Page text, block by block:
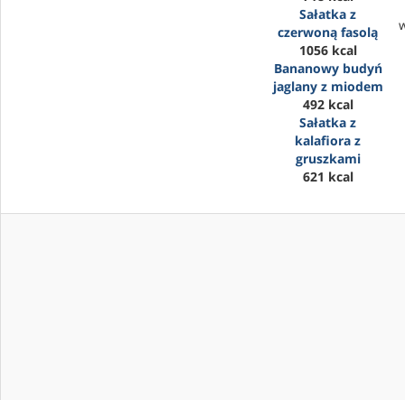
Sałatka z
czerwoną fasolą
1056 kcal
Bananowy budyń
jaglany z miodem
492 kcal
Sałatka z
kalafiora z
gruszkami
621 kcal